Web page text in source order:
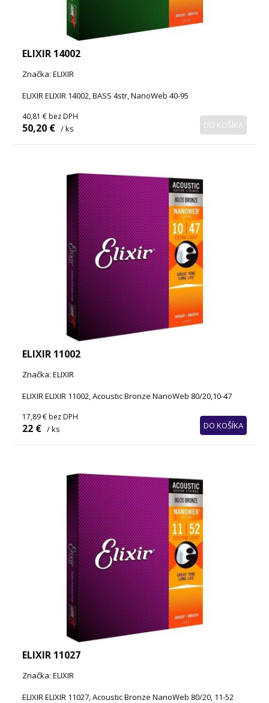
ELIXIR 14002
Značka: ELIXIR
ELIXIR ELIXIR 14002, BASS 4str, NanoWeb 40-95
40,81 € bez DPH
50,20 € / ks DO KOŠÍKA
ELIXIR 11002
Značka: ELIXIR
ELIXIR ELIXIR 11002, Acoustic Bronze NanoWeb 80/20,10-47
17,89 € bez DPH
22 € / ks DO KOŠÍKA
ELIXIR 11027
Značka: ELIXIR
ELIXIR ELIXIR 11027, Acoustic Bronze NanoWeb 80/20, 11-52